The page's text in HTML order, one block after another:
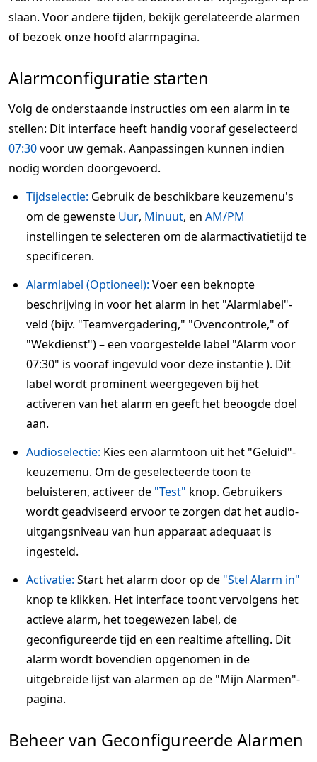
slaan. Voor andere tijden, bekijk gerelateerde alarmen
of bezoek onze hoofd alarmpagina.
Alarmconfiguratie starten
Volg de onderstaande instructies om een alarm in te
stellen: Dit interface heeft handig vooraf geselecteerd
07:30voor uw gemak. Aanpassingen kunnen indien
nodig worden doorgevoerd.
Tijdselectie: Gebruik de beschikbare keuzemenu's
om de gewenste Uur, Minuut, en AM/PM
instellingen te selecteren om de alarmactivatietijd te
specificeren.
Alarmlabel (Optioneel): Voer een beknopte
beschrijving in voor het alarm in het "Alarmlabel"-
veld (bijv. "Teamvergadering," "Ovencontrole," of
"Wekdienst") – een voorgestelde label "Alarm voor
07:30" is vooraf ingevuld voor deze instantie ). Dit
label wordt prominent weergegeven bij het
activeren van het alarm en geeft het beoogde doel
aan.
Audioselectie: Kies een alarmtoon uit het "Geluid"-
keuzemenu. Om de geselecteerde toon te
beluisteren, activeer de "Test" knop. Gebruikers
wordt geadviseerd ervoor te zorgen dat het audio-
uitgangsniveau van hun apparaat adequaat is
ingesteld.
Activatie: Start het alarm door op de "Stel Alarm in"
knop te klikken. Het interface toont vervolgens het
actieve alarm, het toegewezen label, de
geconfigureerde tijd en een realtime aftelling. Dit
alarm wordt bovendien opgenomen in de
uitgebreide lijst van alarmen op de "Mijn Alarmen"-
pagina.
Beheer van Geconfigureerde Alarmen